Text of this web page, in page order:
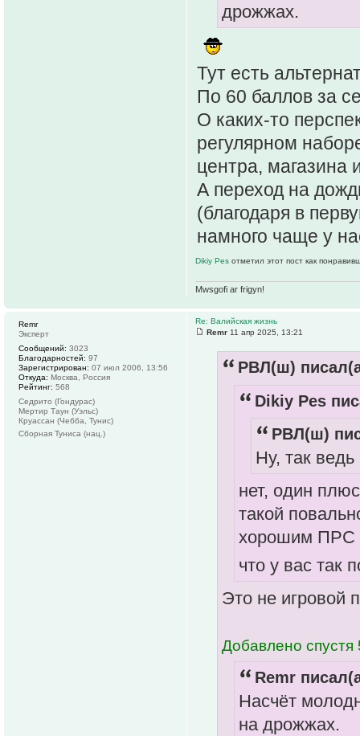
дрожжах.
Тут есть
По 60 баллов за
О каких-то
регулярном
центра, магазина
А переход на
(благодаря в
намного чаще у
Dikiy Pes отметил этот пост как
Mwsgofi ar frigyn!
Re: Валийская жизнь
Remr 11 апр 2025, 13:21
РВЛ(ш)
Dikiy Pes
РВЛ(ш)
Ну, так ведь
нет, один
такой
хорошим ПРС
что у вас так
Это не игровой
Добавлено спустя
Remr
Насчёт
на дрожжах.
Remr
Эксперт
Сообщений: 3023
Благодарностей: 97
Зарегистрирован: 07 июл 2006, 13:56
Откуда: Москва, Россия
Рейтинг: 568
Седрито (Гондурас)
Мертир Таун (Уэльс)
Круассан (Чебба, Тунис)
Сборная Туниса (нац.)